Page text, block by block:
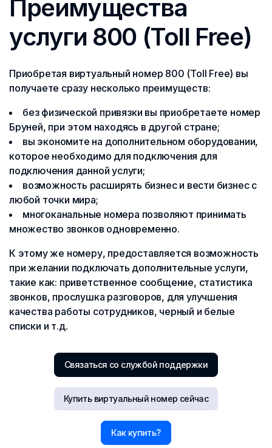
Преимущества
услуги 800 (Toll Free)
Приобретая виртуальный номер 800 (Toll Free) вы
получаете сразу несколько преимуществ:
без физической привязки вы приобретаете номер
Бруней, при этом находясь в другой стране;
вы экономите на дополнительном оборудовании,
которое необходимо для подключения для
подключения данной услуги;
возможность расширять бизнес и вести бизнес с
любой точки мира;
многоканальные номера позволяют принимать
множество звонков одновременно.
К этому же номеру, предоставляется возможность
при желании подключать дополнительные услуги,
такие как: приветственное сообщение, статистика
звонков, прослушка разговоров, для улучшения
качества работы сотрудников, черный и белые
списки и т.д.
Связаться со службой поддержки
Купить виртуальный номер сейчас
Как купить?